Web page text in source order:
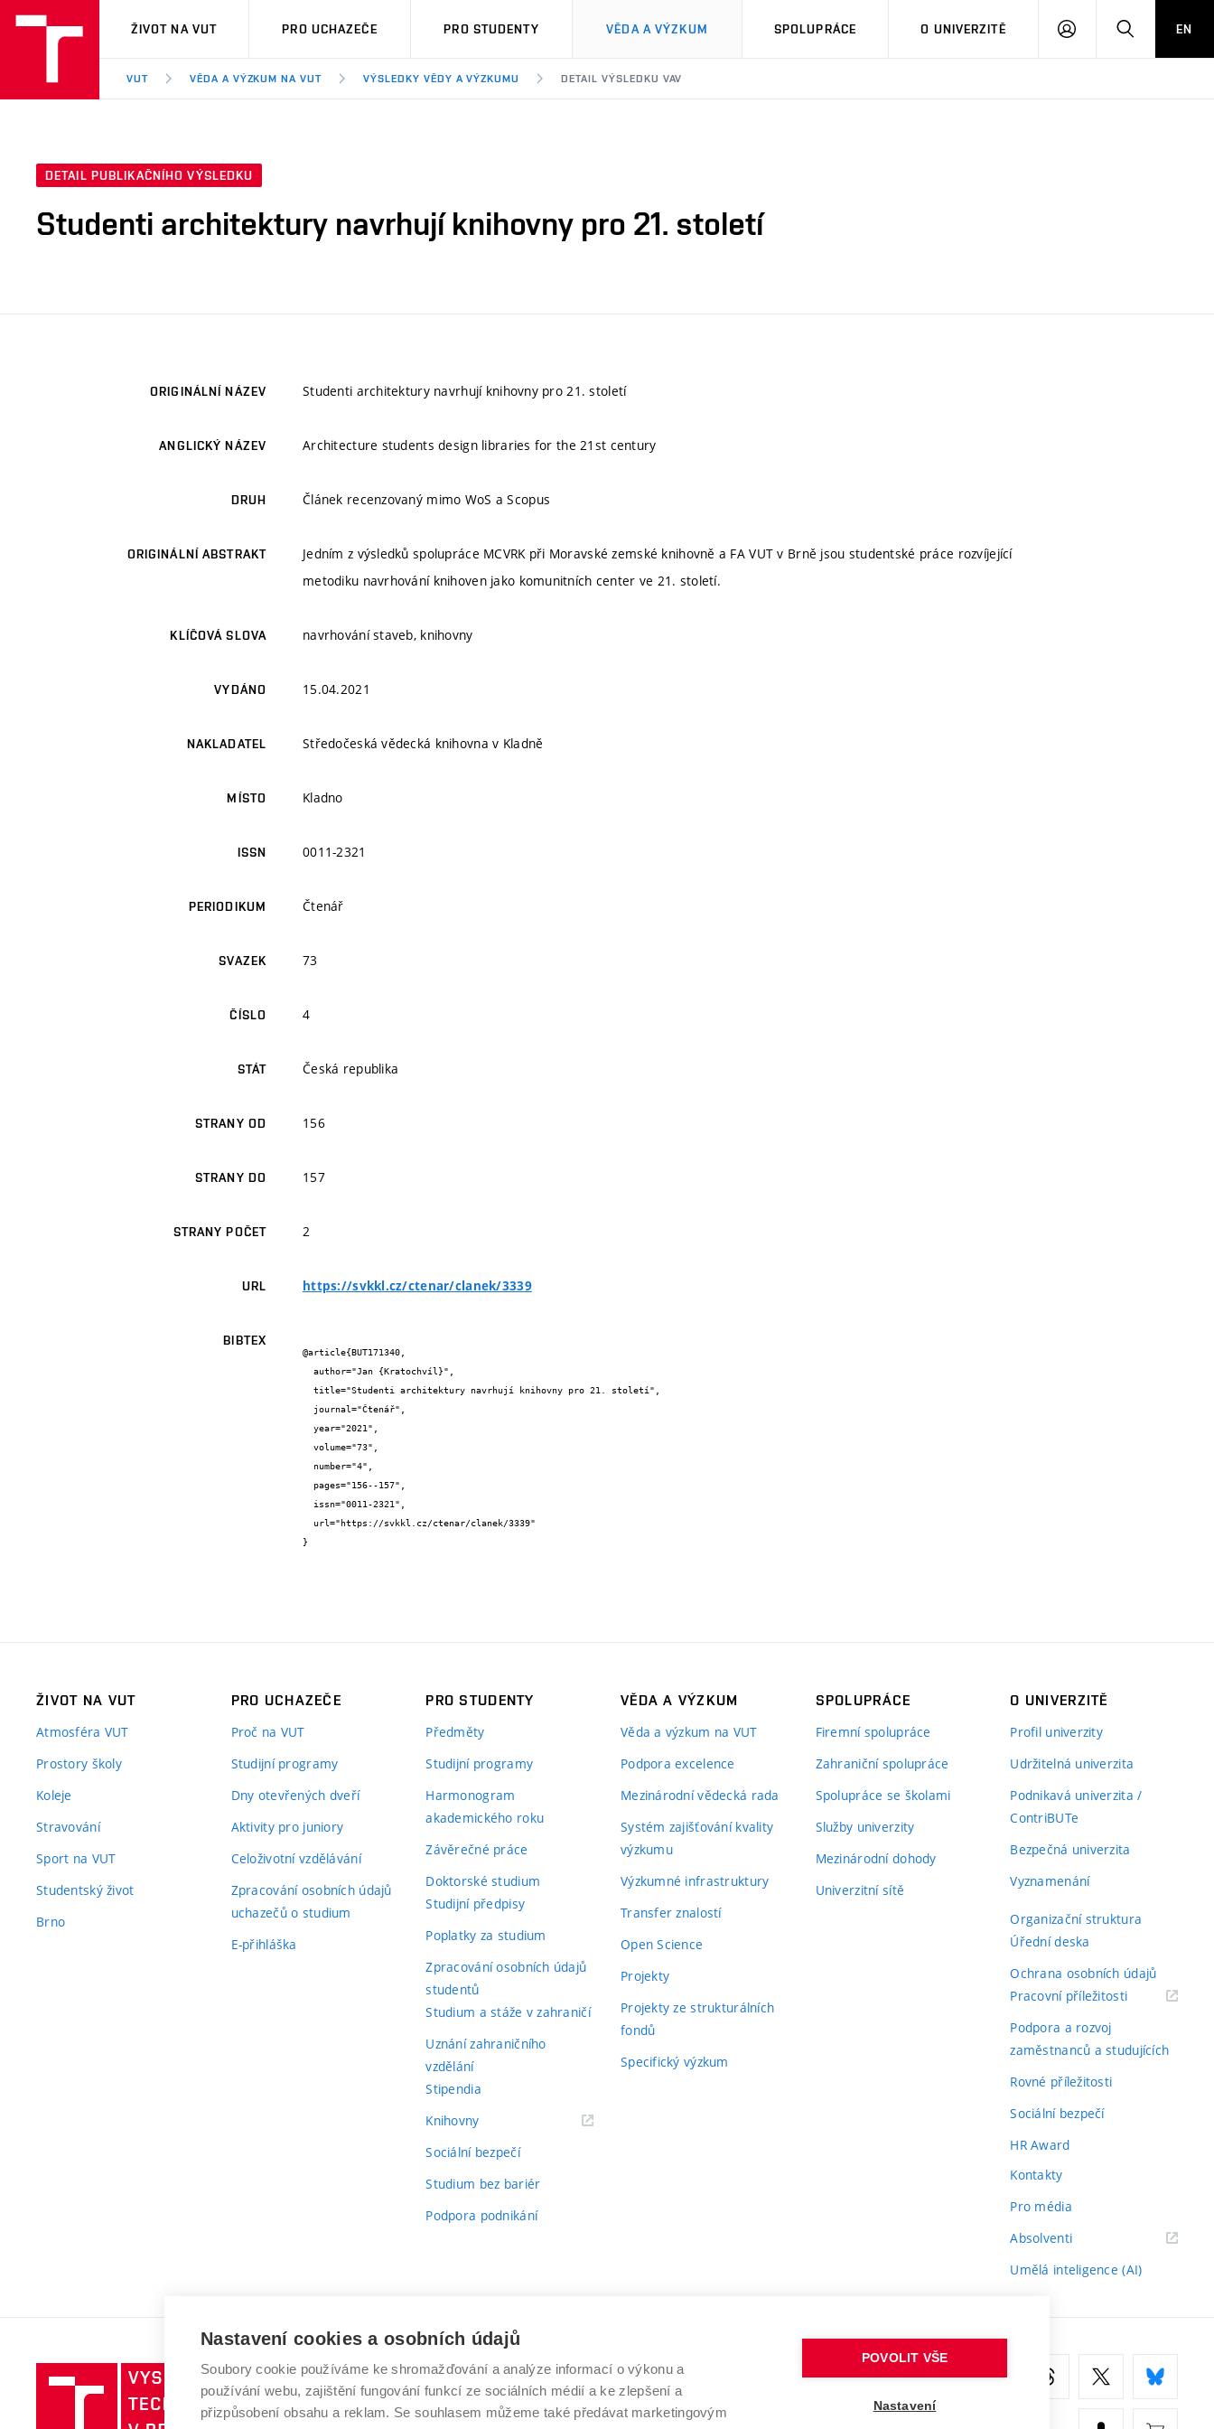
VUT
ŽIVOT NA VUT PRO UCHAZEČE PRO STUDENTY VĚDA A VÝZKUM SPOLUPRÁCE O UNIVERZITĚ
PŘIHLÁSIT HLEDATEN
VUT VĚDA A VÝZKUM NA VUT VÝSLEDKY VĚDY A VÝZKUMU DETAIL VÝSLEDKU VAV
DETAIL PUBLIKAČNÍHO VÝSLEDKU
Studenti architektury navrhují knihovny pro 21. století
ORIGINÁLNÍ NÁZEV Studenti architektury navrhují knihovny pro 21. století
ANGLICKÝ NÁZEV Architecture students design libraries for the 21st century
DRUH Článek recenzovaný mimo WoS a Scopus
ORIGINÁLNÍ ABSTRAKT
Jedním z výsledků spolupráce MCVRK při Moravské zemské knihovně a FA VUT v Brně jsou studentské práce rozvíjející
metodiku navrhování knihoven jako komunitních center ve 21. století.
KLÍČOVÁ SLOVA navrhování staveb, knihovny
VYDÁNO 15.04.2021
NAKLADATEL Středočeská vědecká knihovna v Kladně
MÍSTO Kladno
ISSN 0011-2321
PERIODIKUM Čtenář
SVAZEK 73
ČÍSLO 4
STÁT Česká republika
STRANY OD 156
STRANY DO 157
STRANY POČET 2
URL https://svkkl.cz/ctenar/clanek/3339
BIBTEX
@article{BUT171340,
}
ŽIVOT NA VUT
Atmosféra VUT
Prostory školy
Koleje
Stravování
Sport na VUT
Studentský život
Brno
PRO UCHAZEČE
Proč na VUT
Studijní programy
Dny otevřených dveří
Aktivity pro juniory
Celoživotní vzdělávání
Zpracování osobních údajů
uchazečů o studium
E-přihláška
PRO STUDENTY
Předměty
Studijní programy
Harmonogram
akademického roku
Závěrečné práce
Doktorské studium
Studijní předpisy
Poplatky za studium
Zpracování osobních údajů
studentů
Studium a stáže v zahraničí
Uznání zahraničního
vzdělání
Stipendia
Knihovny(externí
Sociální bezpečí
Studium bez bariér
Podpora podnikání
VĚDA A VÝZKUM
Věda a výzkum na VUT
Podpora excelence
Mezinárodní vědecká rada
Systém zajišťování kvality
výzkumu
Výzkumné infrastruktury
Transfer znalostí
Open Science
Projekty
Projekty ze strukturálních
fondů
Specifický výzkum
SPOLUPRÁCE
Firemní spolupráce
Zahraniční spolupráce
Spolupráce se školami
Služby univerzity
Mezinárodní dohody
Univerzitní sítě
O UNIVERZITĚ
Profil univerzity
Udržitelná univerzita
Podnikavá univerzita /
ContriBUTe
Bezpečná univerzita
Vyznamenání
Organizační struktura
Úřední deska
Ochrana osobních údajů
Pracovní příležitosti(externí
Podpora a rozvoj
zaměstnanců a studujících
Rovné příležitosti
Sociální bezpečí
HR Award
Kontakty
Pro média
Absolventi(externí
Umělá inteligence (AI)
Vysoké
učení
technické
VYSOKÉ UČENÍ TECHNICKÉ V BRNĚ
Antonínská 548/1
www.vut.cz
Nastavení cookies a osobních údajů
Soubory cookie používáme ke shromažďování a analýze informací o výkonu a
používání webu, zajištění fungování funkcí ze sociálních médií a ke zlepšení a
přizpůsobení obsahu a reklam. Se souhlasem můžeme také předávat marketingovým
POVOLIT VŠE
Nastavení